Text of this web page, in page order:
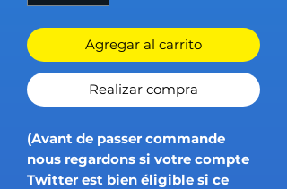
Agregar al carrito
Realizar compra
(Avant de passer commande
nous regardons si votre compte
Twitter est bien éligible si ce